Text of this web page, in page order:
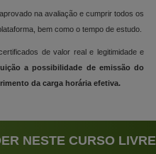
na avaliação e cumprir todos os
bem como o tempo de estudo.
de valor real e legitimidade e
a possibilidade de emissão do
da carga horária efetiva.
NESTE CURSO LIVRE